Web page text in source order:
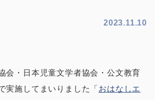
2023.11.10
会・日本児童文学者協会・公文教育
実施してまいりました「 おはなしエ